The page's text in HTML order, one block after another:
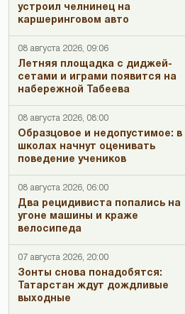
устроил челнинец на
каршеринговом авто
08 августа 2026, 09:06
Летняя площадка с диджей-
сетами и играми появится на
набережной Табеева
08 августа 2026, 08:00
Образцовое и недопустимое: в
школах начнут оценивать
поведение учеников
08 августа 2026, 06:00
Два рецидивиста попались на
угоне машины и краже
велосипеда
07 августа 2026, 20:00
Зонты снова понадобятся:
Татарстан ждут дождливые
выходные